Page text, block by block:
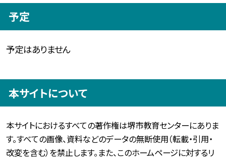
予定
予定はありません
本サイトについて
本サイトにおけるすべての著作権は堺市教育センターにありま
す。すべての画像、資料などのデータの無断使用（転載・引用・
改変を含む）を禁止します。また、このホームページに対するリ